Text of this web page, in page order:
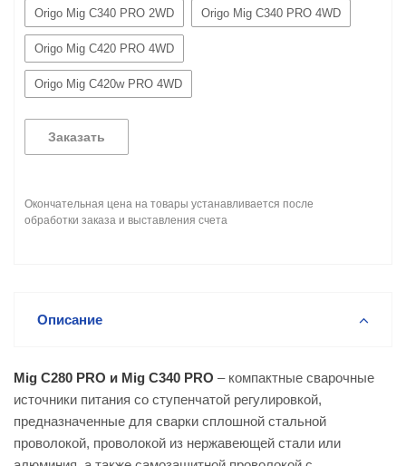
Origo Mig C340 PRO 2WD Origo Mig C340 PRO 4WD
Origo Mig C420 PRO 4WD
Origo Mig C420w PRO 4WD
Заказать
Окончательная цена на товары устанавливается после
обработки заказа и выставления счета
Описание
Mig C280 PRO и Mig C340 PRO – компактные сварочные
источники питания со ступенчатой регулировкой,
предназначенные для сварки сплошной стальной
проволокой, проволокой из нержавеющей стали или